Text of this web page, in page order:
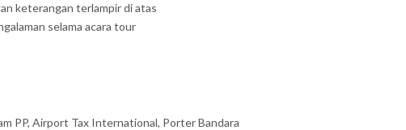
keterangan terlampir di atas
selama acara tour
PP, Airport Tax International, Porter Bandara